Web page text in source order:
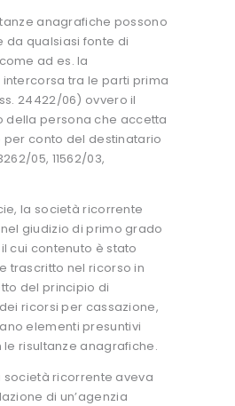
anagrafiche possono
da qualsiasi fonte di
ad es. la
tra le parti prima
24422/06) ovvero il
della persona che accetta
per conto del destinatario
05, 11562/03,
la società ricorrente
giudizio di primo grado
cui contenuto è stato
trascritto nel ricorso in
del principio di
ricorsi per cassazione,
elementi presuntivi
risultanze anagrafiche.
società ricorrente aveva
di un’agenzia